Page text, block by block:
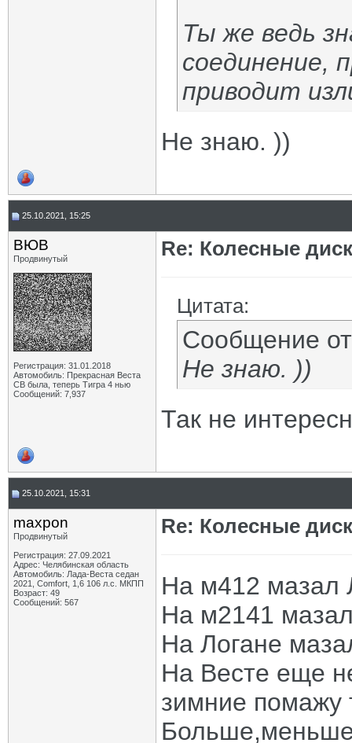
Ты же ведь
соединение,
приводит
Не знаю. ))
25.10.2021, 15:25
ВЮВ
Продвинутый
Регистрация: 31.01.2018
Автомобиль: Прекрасная Веста
СВ была, теперь Тигра 4 нью
Сообщений: 7,937
Re: Колесные
Цитата:
Сообщение
Не знаю. ))
Так не
25.10.2021, 15:31
maxpon
Продвинутый
Регистрация: 27.09.2021
Адрес: Челябинская область
Автомобиль: Лада-Веста седан
2021, Comfort, 1,6 106 л.с. МКПП
Возраст: 49
Сообщений: 567
Re: Колесные
На м412 мазал
На м2141
На Логане
На Весте еще
зимние помажу